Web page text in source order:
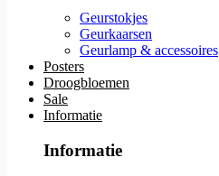
Geurstokjes
Geurkaarsen
Geurlamp & accessoires
Posters
Droogbloemen
Sale
Informatie
Informatie